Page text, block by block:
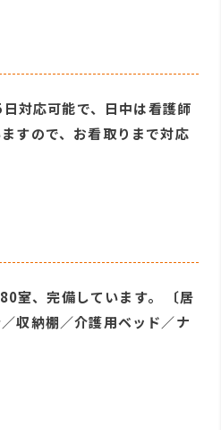
対応可能で、日中は看護師
すので、お看取りまで対応
室、完備しています。 〔居
収納棚／介護用ベッド／ナ